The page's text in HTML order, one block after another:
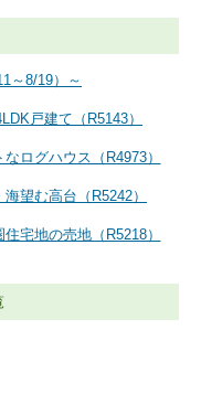
～8/19）～
戸建て（R5143）
ログハウス（R4973）
望む高台（R5242）
宅地の売地（R5218）